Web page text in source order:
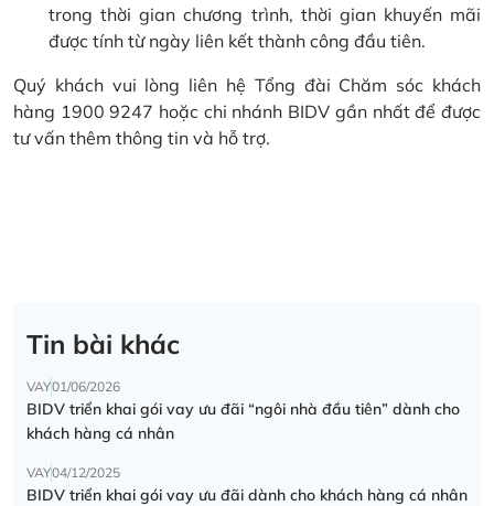
trong thời gian chương trình, thời gian khuyến mãi
được tính từ ngày liên kết thành công đầu tiên.
Quý khách vui lòng liên hệ Tổng đài Chăm sóc khách
hàng 1900 9247 hoặc chi nhánh BIDV gần nhất để được
tư vấn thêm thông tin và hỗ trợ.
Tin bài khác
VAY01/06/2026
BIDV triển khai gói vay ưu đãi “ngôi nhà đầu tiên” dành cho
khách hàng cá nhân
VAY04/12/2025
BIDV triển khai gói vay ưu đãi dành cho khách hàng cá nhân